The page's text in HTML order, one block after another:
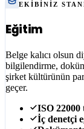
EKIBINIZ
Eğitim
Belge kalıcı olsun
bilgilendirme,
şirket kültürünün
geçer.
ISO 22000
İç denetçi